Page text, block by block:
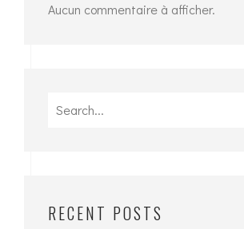
Aucun commentaire à afficher.
Search
RECENT POSTS